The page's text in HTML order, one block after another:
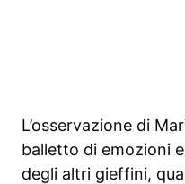
L’osservazione di
balletto di emozioni
degli altri gieffini,